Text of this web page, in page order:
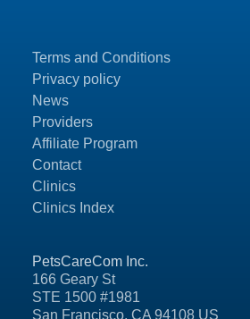
PetsCareCom Inc.
166 Geary St
STE 1500 #1981
San Francisco, CA 94108 US
Terms and Conditions
Privacy policy
News
Providers
Affiliate Program
Contact
Clinics
Clinics Index